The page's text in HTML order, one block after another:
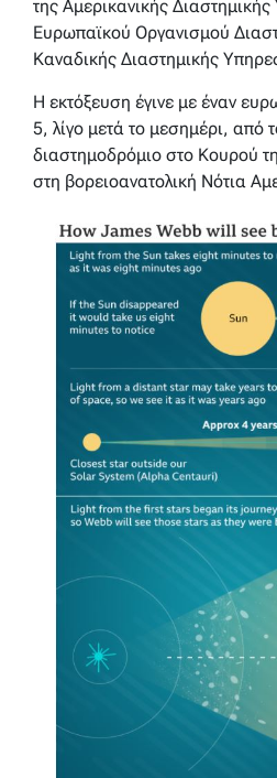
της Αμερικανικής
Ευρωπαϊκού Οργανισμού
Καναδικής Διαστημικής
Η εκτόξευση έγινε με έναν
5, λίγο μετά το μεσημέρι, από
διαστημοδρόμιο στο Κουρού
στη βορειοανατολική Νότια